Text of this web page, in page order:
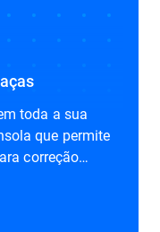
toda a sua
que permite
correção